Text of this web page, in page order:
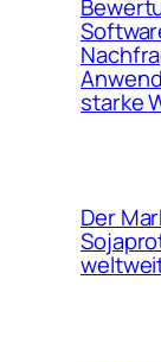
starke
Der